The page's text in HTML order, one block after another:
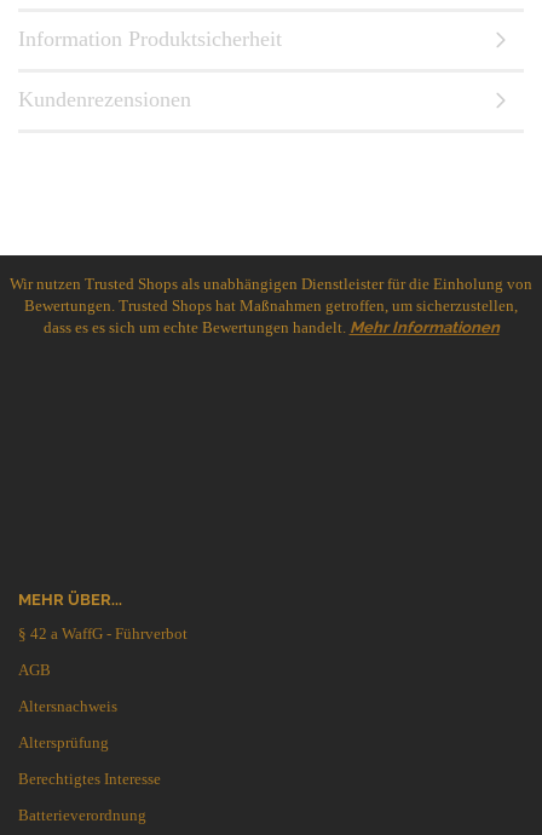
Information Produktsicherheit
Kundenrezensionen
Wir nutzen Trusted Shops als unabhängigen Dienstleister für die Einholung von
Bewertungen. Trusted Shops hat Maßnahmen getroffen, um sicherzustellen,
dass es es sich um echte Bewertungen handelt. Mehr Informationen
MEHR ÜBER...
§ 42 a WaffG - Führverbot
AGB
Altersnachweis
Altersprüfung
Berechtigtes Interesse
Batterieverordnung